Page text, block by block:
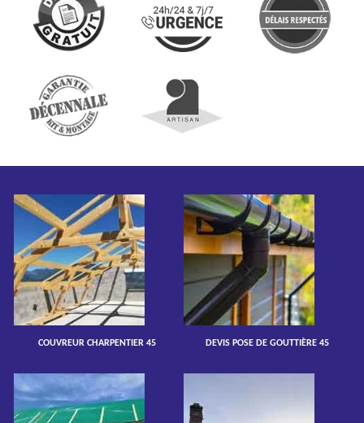
COUVREUR CHARPENTIER 45 DEVIS POSE DE GOUTTIÈRE 45